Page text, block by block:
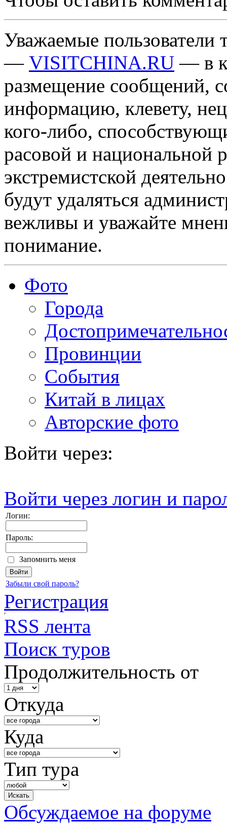
Уважаемые пользователи
— VISITCHINA.RU — в
размещение сообщений,
информацию, клевету,
кого-либо,
расовой и национальной
экстремистской
будут удаляться
вежливы и уважайте
понимание.
Фото
Города
Провинции
События
Китай в лицах
Авторские фото
Войти через:
Войти через логин и
Логин:
Пароль:
Запомнить меня
Забыли свой пароль?
Регистрация
RSS лента
Поиск туров
Продолжительность от
Откуда
Куда
Тип тура
Обсуждаемое на форуме